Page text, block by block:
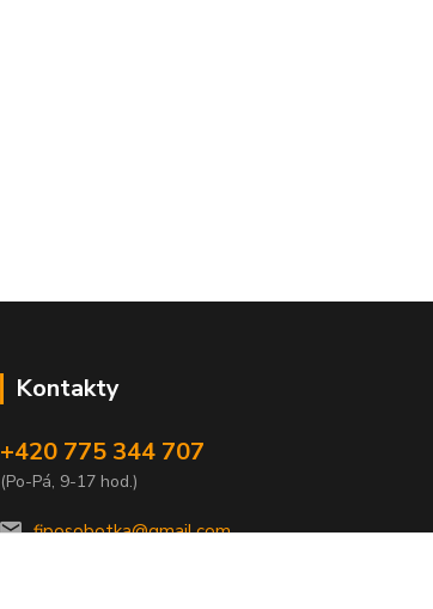
Kontakty
+420 775 344 707
(Po-Pá, 9-17 hod.)
fiposobotka@gmail.com